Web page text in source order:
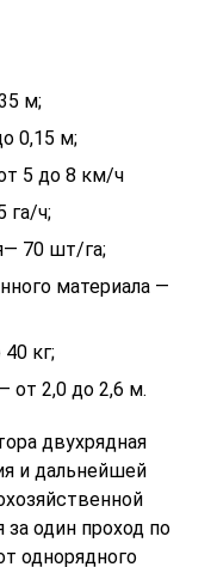
м;
0,15 м;
5 до 8 км/ч
га/ч;
70 шт/га;
материала —
кг;
от 2,0 до 2,6 м.
двухрядная
и дальнейшей
один проход по
однорядного